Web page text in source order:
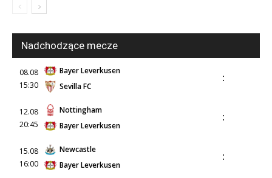
Nadchodzące mecze
08.08
15:30
Bayer Leverkusen
Sevilla FC
:
12.08
20:45
Nottingham
Bayer Leverkusen
:
15.08
16:00
Newcastle
Bayer Leverkusen
: